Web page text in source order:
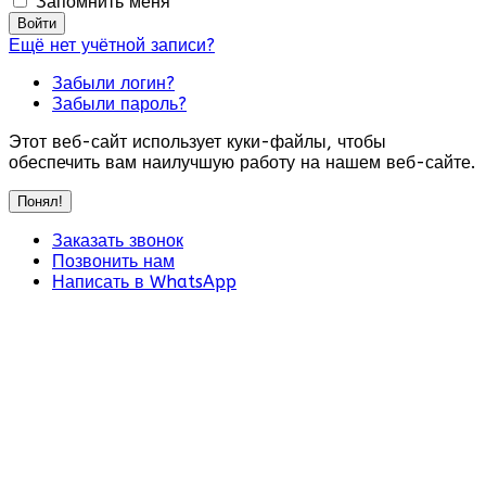
Войти
Ещё нет учётной записи?
Забыли логин?
Забыли пароль?
Этот веб-сайт использует куки-файлы, чтобы
обеспечить вам наилучшую работу на нашем веб-сайте.
Понял!
Заказать звонок
Позвонить нам
Написать в WhatsApp